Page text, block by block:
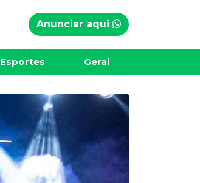
Anunciar aqui
Esportes Geral